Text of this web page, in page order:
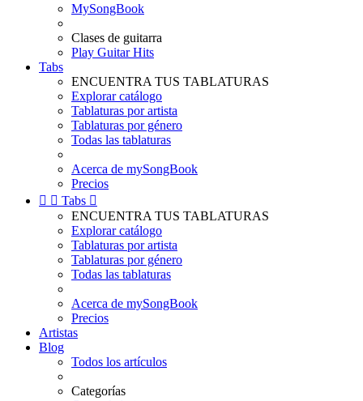
MySongBook
Clases de guitarra
Play Guitar Hits
Tabs
ENCUENTRA TUS TABLATURAS
Explorar catálogo
Tablaturas por artista
Tablaturas por género
Todas las tablaturas
Acerca de mySongBook
Precios
  Tabs 
ENCUENTRA TUS TABLATURAS
Explorar catálogo
Tablaturas por artista
Tablaturas por género
Todas las tablaturas
Acerca de mySongBook
Precios
Artistas
Blog
Todos los artículos
Categorías